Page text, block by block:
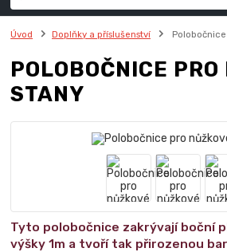
Úvod Doplňky a příslušenství
POLOBOČNICE PRO
STANY
Tyto polobočnice zakrývají boční
výšky 1m a tvoří tak přirozenou